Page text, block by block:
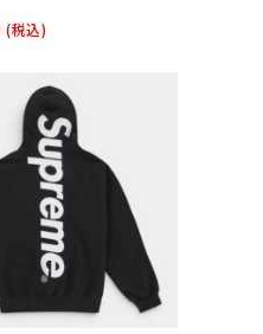
(税込)